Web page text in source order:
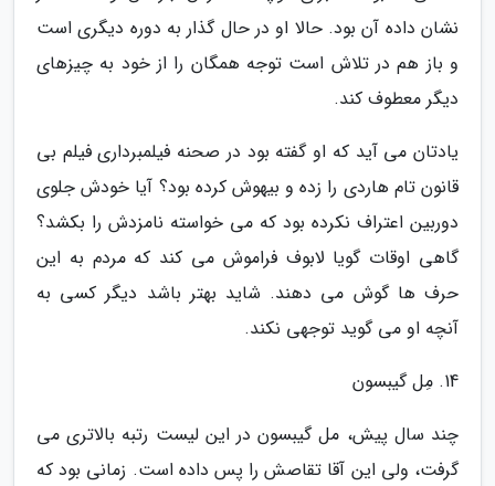
نشان داده آن بود. حالا او در حال گذار به دوره دیگری است
و باز هم در تلاش است توجه همگان را از خود به چیزهای
دیگر معطوف کند.
یادتان می آید که او گفته بود در صحنه فیلمبرداری فیلم بی
قانون تام هاردی را زده و بیهوش کرده بود؟ آیا خودش جلوی
دوربین اعتراف نکرده بود که می خواسته نامزدش را بکشد؟
گاهی اوقات گویا لابوف فراموش می کند که مردم به این
حرف ها گوش می دهند. شاید بهتر باشد دیگر کسی به
آنچه او می گوید توجهی نکند.
14. مِل گیبسون
چند سال پیش، مل گیبسون در این لیست رتبه بالاتری می
گرفت، ولی این آقا تقاصش را پس داده است. زمانی بود که